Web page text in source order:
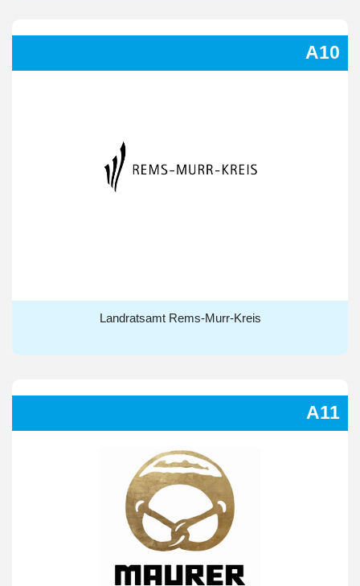
A10
Landratsamt Rems-Murr-Kreis
Landratsamt Rems-Murr-Kreis
A11
Bäckerei Maurer GmbH